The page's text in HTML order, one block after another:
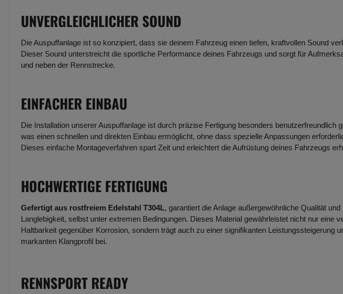
UNVERGLEICHLICHER SOUND
Die Auspuffanlage ist so konzipiert, dass sie deinem Fahrzeug einen tiefen, kraftvollen Sound
Dieser Sound unterstreicht die sportliche Performance deines Fahrzeugs und sorgt für
und neben der Rennstrecke.
EINFACHER EINBAU
Die Installation unserer Auspuffanlage ist durch präzise Fertigung besonders benutzerfreundlich
was einen schnellen und direkten Einbau ermöglicht, ohne dass spezielle Anpassungen
Dieses einfache Montageverfahren spart Zeit und erleichtert die Aufrüstung deines Fahrzeugs
HOCHWERTIGE FERTIGUNG
Gefertigt aus rostfreiem Edelstahl T304L, garantiert die Anlage außergewöhnliche Qualität und
Langlebigkeit, selbst unter extremen Bedingungen. Dieses Material gewährleistet nicht nur eine
Haltbarkeit gegenüber Korrosion, sondern trägt auch zu einer signifikanten Leistungssteigerung
markanten Klangprofil bei.
RENNSPORT READY